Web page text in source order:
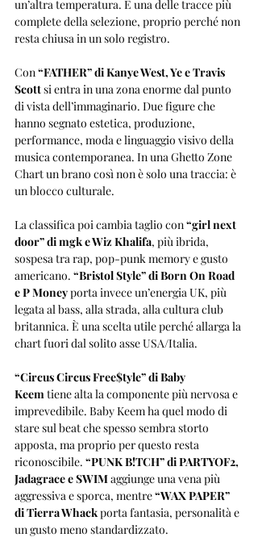
un’altra temperatura. È una delle tracce più
complete della selezione, proprio perché non
resta chiusa in un solo registro.
Con “FATHER” di Kanye West, Ye e Travis
Scott si entra in una zona enorme dal punto
di vista dell’immaginario. Due figure che
hanno segnato estetica, produzione,
performance, moda e linguaggio visivo della
musica contemporanea. In una Ghetto Zone
Chart un brano così non è solo una traccia: è
un blocco culturale.
La classifica poi cambia taglio con “girl next
door” di mgk e Wiz Khalifa, più ibrida,
sospesa tra rap, pop-punk memory e gusto
americano. “Bristol Style” di Born On Road
e P Money porta invece un’energia UK, più
legata al bass, alla strada, alla cultura club
britannica. È una scelta utile perché allarga la
chart fuori dal solito asse USA/Italia.
“Circus Circus Free$tyle” di Baby
Keem tiene alta la componente più nervosa e
imprevedibile. Baby Keem ha quel modo di
stare sul beat che spesso sembra storto
apposta, ma proprio per questo resta
riconoscibile. “PUNK B!TCH” di PARTYOF2,
Jadagrace e SWIM aggiunge una vena più
aggressiva e sporca, mentre “WAX PAPER”
di Tierra Whack porta fantasia, personalità e
un gusto meno standardizzato.